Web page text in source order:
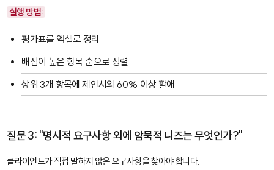
실행 방법:
평가표를 엑셀로 정리
배점이 높은 항목 순으로 정렬
상위 3개 항목에 제안서의 60% 이상 할애
질문 3: "명시적 요구사항 외에 암묵적 니즈는 무엇인가?"
클라이언트가 직접 말하지 않은 요구사항을 찾아야 합니다.